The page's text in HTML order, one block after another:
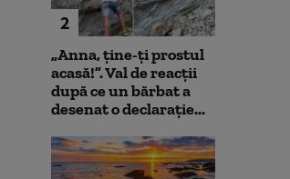
2
„Anna, ţine-ţi prostul
acasă!”. Val de reacții
după ce un bărbat a
desenat o declarație...